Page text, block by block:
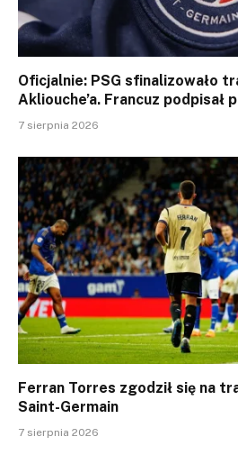
Oficjalnie: PSG sfinalizowało
Akliouche’a. Francuz
7 sierpnia 2026
Ferran Torres zgodził się na
Saint-Germain
7 sierpnia 2026